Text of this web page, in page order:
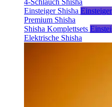
4-Schlauch Shisha
Einsteiger Shisha Einsteiger
Premium Shisha
Shisha Komplettsets
Elektrische Shisha